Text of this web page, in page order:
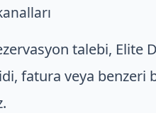
talebi, Elite
fatura veya